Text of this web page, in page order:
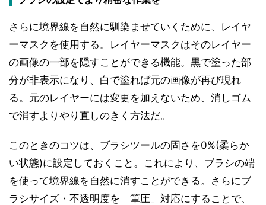
さらに境界線を自然に馴染ませていくために、レイヤ
ーマスクを使用する。レイヤーマスクはそのレイヤー
の画像の一部を隠すことができる機能。黒で塗った部
分が非表示になり、白で塗れば元の画像が再び現れ
る。元のレイヤーには変更を加えないため、消しゴム
で消すよりやり直しのきく方法だ。
このときのコツは、ブラシツールの固さを0%(柔らか
い状態)に設定しておくこと。これにより、ブラシの端
を使って境界線を自然に消すことができる。さらにブ
ラシサイズ・不透明度を「筆圧」対応にすることで、